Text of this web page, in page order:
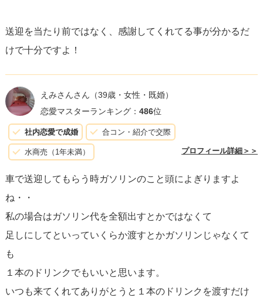
送迎を当たり前ではなく、感謝してくれてる事が分かるだ
けで十分ですよ！
えみさんさん （39歳・女性・既婚）
恋愛マスターランキング： 486位
社内恋愛で成婚 合コン・紹介で交際
水商売（1年未満） プロフィール詳細＞＞
車で送迎してもらう時ガソリンのこと頭によぎりますよ
ね・・
私の場合はガソリン代を全額出すとかではなくて
足しにしてといっていくらか渡すとかガソリンじゃなくて
も
１本のドリンクでもいいと思います。
いつも来てくれてありがとうと１本のドリンクを渡すだけ